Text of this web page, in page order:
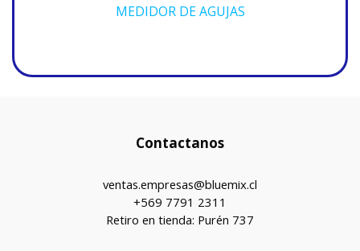
MEDIDOR DE AGUJAS
Contactanos
ventas.empresas@bluemix.cl
+569 7791 2311
Retiro en tienda: Purén 737